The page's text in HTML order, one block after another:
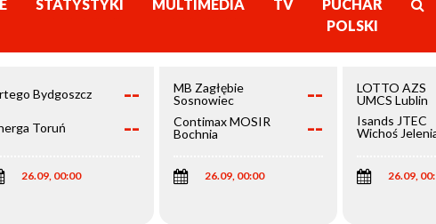
STATYSTYKI MULTIMEDIA TV
PUCHAR
POLSKI
Bydgoszcz --
Toruń --
26.09, 00:00
MB Zagłębie
Sosnowiec
--
Contimax MOSIR
Bochnia
--
26.09, 00:00
LOTTO AZS
UMCS Lublin
Isands JTEC
Wichoś
26.09,